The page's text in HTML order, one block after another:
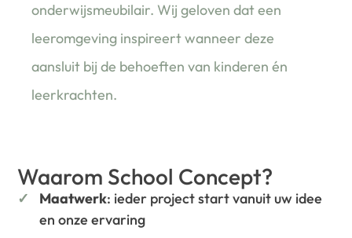
onderwijsmeubilair. Wij geloven dat een
leeromgeving inspireert wanneer deze
aansluit bij de behoeften van kinderen én
leerkrachten.
Waarom School Concept?
Maatwerk: ieder project start vanuit uw idee
en onze ervaring